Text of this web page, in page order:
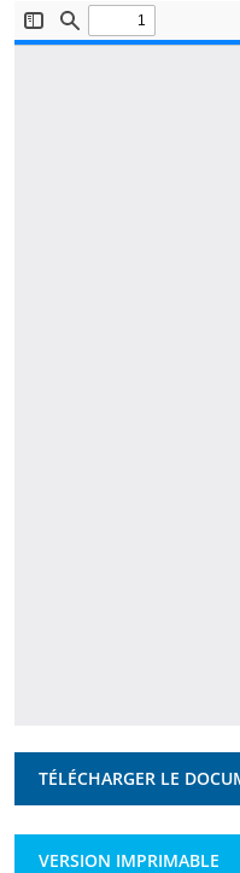
Document
TÉLÉCHARGER LE
VERSION IMPRIMABLE